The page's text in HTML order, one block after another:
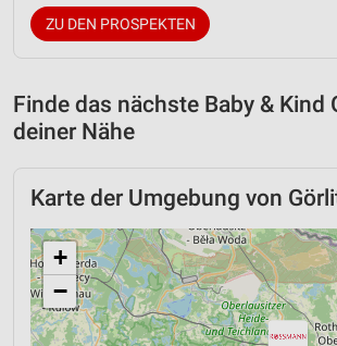
ZU DEN PROSPEKTEN
Finde das nächste Baby & Kind
deiner Nähe
Karte der Umgebung von
+
−